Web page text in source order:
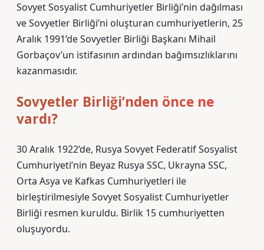
Sovyet Sosyalist Cumhuriyetler Birliği’nin dağılması
ve Sovyetler Birliği’ni oluşturan cumhuriyetlerin, 25
Aralık 1991’de Sovyetler Birliği Başkanı Mihail
Gorbaçov’un istifasının ardından bağımsızlıklarını
kazanmasıdır.
Sovyetler Birliği’nden önce ne
vardı?
30 Aralık 1922’de, Rusya Sovyet Federatif Sosyalist
Cumhuriyeti’nin Beyaz Rusya SSC, Ukrayna SSC,
Orta Asya ve Kafkas Cumhuriyetleri ile
birleştirilmesiyle Sovyet Sosyalist Cumhuriyetler
Birliği resmen kuruldu. Birlik 15 cumhuriyetten
oluşuyordu.